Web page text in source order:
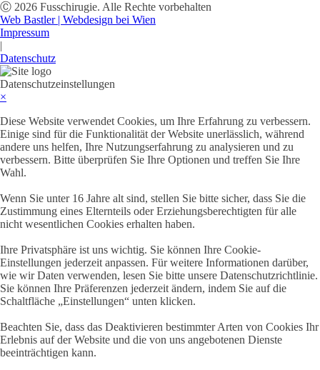
Ⓒ 2026 Fusschirugie. Alle Rechte vorbehalten
Web Bastler | Webdesign bei Wien
Impressum
|
Datenschutz
Datenschutzeinstellungen
×
Diese Website verwendet Cookies, um Ihre Erfahrung zu verbessern.
Einige sind für die Funktionalität der Website unerlässlich, während
andere uns helfen, Ihre Nutzungserfahrung zu analysieren und zu
verbessern. Bitte überprüfen Sie Ihre Optionen und treffen Sie Ihre
Wahl.
Wenn Sie unter 16 Jahre alt sind, stellen Sie bitte sicher, dass Sie die
Zustimmung eines Elternteils oder Erziehungsberechtigten für alle
nicht wesentlichen Cookies erhalten haben.
Ihre Privatsphäre ist uns wichtig. Sie können Ihre Cookie-
Einstellungen jederzeit anpassen. Für weitere Informationen darüber,
wie wir Daten verwenden, lesen Sie bitte unsere Datenschutzrichtlinie.
Sie können Ihre Präferenzen jederzeit ändern, indem Sie auf die
Schaltfläche „Einstellungen“ unten klicken.
Beachten Sie, dass das Deaktivieren bestimmter Arten von Cookies Ihr
Erlebnis auf der Website und die von uns angebotenen Dienste
beeinträchtigen kann.